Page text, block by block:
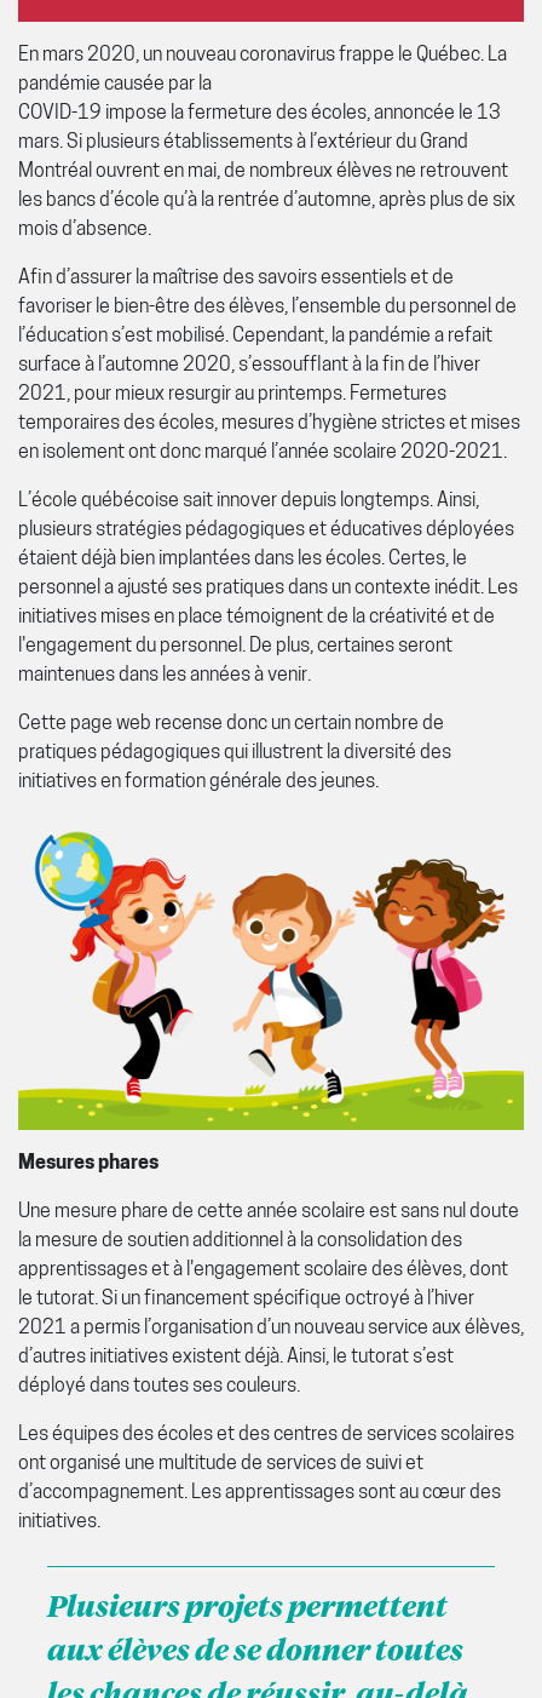
En mars 2020, un nouveau coronavirus frappe le Québec. La
pandémie causée par la
COVID-19 impose la fermeture des écoles, annoncée le 13
mars. Si plusieurs établissements à l’extérieur du Grand
Montréal ouvrent en mai, de nombreux élèves ne retrouvent
les bancs d’école qu’à la rentrée d’automne, après plus de six
mois d’absence.
Afin d’assurer la maîtrise des savoirs essentiels et de
favoriser le bien-être des élèves, l’ensemble du personnel de
l’éducation s’est mobilisé. Cependant, la pandémie a refait
surface à l’automne 2020, s’essoufflant à la fin de l’hiver
2021, pour mieux resurgir au printemps. Fermetures
temporaires des écoles, mesures d’hygiène strictes et mises
en isolement ont donc marqué l’année scolaire 2020-2021.
L’école québécoise sait innover depuis longtemps. Ainsi,
plusieurs stratégies pédagogiques et éducatives déployées
étaient déjà bien implantées dans les écoles. Certes, le
personnel a ajusté ses pratiques dans un contexte inédit. Les
initiatives mises en place témoignent de la créativité et de
l'engagement du personnel. De plus, certaines seront
maintenues dans les années à venir.
Cette page web recense donc un certain nombre de
pratiques pédagogiques qui illustrent la diversité des
initiatives en formation générale des jeunes.
Mesures phares
Une mesure phare de cette année scolaire est sans nul doute
la mesure de soutien additionnel à la consolidation des
apprentissages et à l'engagement scolaire des élèves, dont
le tutorat. Si un financement spécifique octroyé à l’hiver
2021 a permis l’organisation d’un nouveau service aux élèves,
d’autres initiatives existent déjà. Ainsi, le tutorat s’est
déployé dans toutes ses couleurs.
Les équipes des écoles et des centres de services scolaires
ont organisé une multitude de services de suivi et
d’accompagnement. Les apprentissages sont au cœur des
initiatives.
Plusieurs projets permettent
aux élèves de se donner toutes